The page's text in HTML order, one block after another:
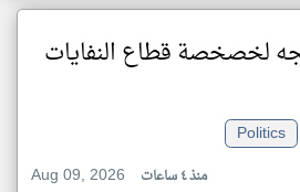
لخصخصة قطاع النفايات
Politics
Aug 09, 2026
منذ ٤ ساعات